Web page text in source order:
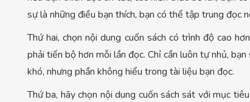
sự là những điều bạn thích, bạn có thể tập trung đọc
Thứ hai, chọn nội dung cuốn sách có trình độ cao
phải tiến bộ hơn mỗi lần đọc. Chỉ cần luôn tự nhủ,
khó, nhưng phần không hiểu trong tài liệu bạn đọc.
Thứ ba, hãy chọn nội dung cuốn sách sát với mục